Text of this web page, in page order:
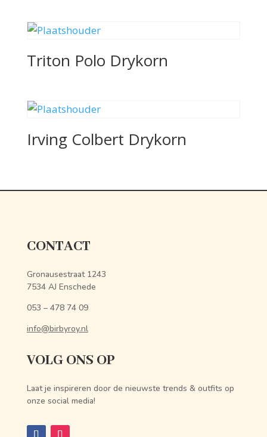
Triton Polo Drykorn
Irving Colbert Drykorn
CONTACT
Gronausestraat 1243
7534 AJ Enschede
053 – 478 74 09
info@birbyroy.nl
VOLG ONS OP
Laat je inspireren door de nieuwste trends & outfits op
onze social media!